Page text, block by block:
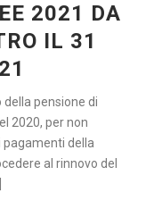
2021 DA
IL 31
della pensione di
2020, per non
della
al rinnovo del